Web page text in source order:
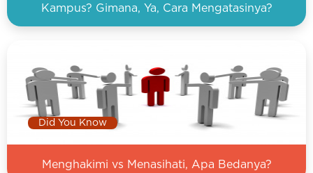
Kampus? Gimana, Ya, Cara Mengatasinya?
Did You Know
Menghakimi vs Menasihati, Apa Bedanya?